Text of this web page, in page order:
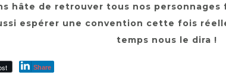
hâte de retrouver tous nos personnages
espérer une convention cette fois
temps nous le dira !
Share